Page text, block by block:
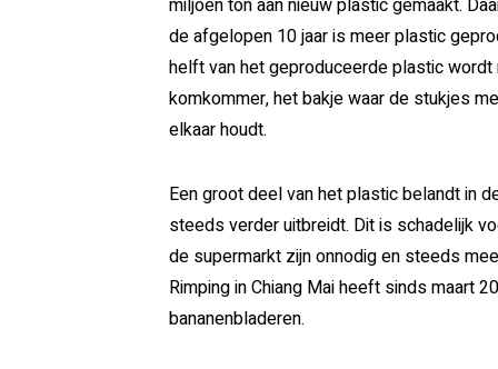
miljoen ton aan nieuw plastic gemaakt.
de afgelopen 10 jaar is meer plastic
helft van het geproduceerde plastic
komkommer, het bakje waar de stukjes
elkaar houdt.
Een groot deel van het plastic belandt in
steeds verder uitbreidt. Dit is schadelijk
de supermarkt zijn onnodig en steeds
Rimping in Chiang Mai heeft sinds maart
bananenbladeren.